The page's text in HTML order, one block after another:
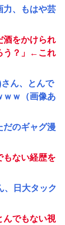
力、もはや芸
酒をかけられ
う？」←これ
さん、とんで
ｗｗ（画像あ
だのギャグ漫
もない経歴を
、日大タック
んでもない視